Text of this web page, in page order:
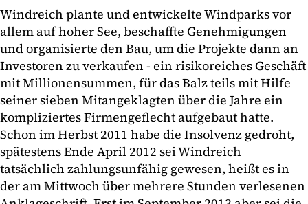
Windreich plante und entwickelte Windparks vor
allem auf hoher See, beschaffte Genehmigungen
und organisierte den Bau, um die Projekte dann an
Investoren zu verkaufen - ein risikoreiches Geschäft
mit Millionensummen, für das Balz teils mit Hilfe
seiner sieben Mitangeklagten über die Jahre ein
kompliziertes Firmengeflecht aufgebaut hatte.
Schon im Herbst 2011 habe die Insolvenz gedroht,
spätestens Ende April 2012 sei Windreich
tatsächlich zahlungsunfähig gewesen, heißt es in
der am Mittwoch über mehrere Stunden verlesenen